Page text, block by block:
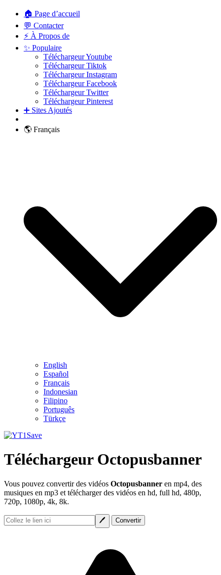
🏠 Page d’accueil
💬 Contacter
⚡ À Propos de
✨ Populaire
Téléchargeur Youtube
Téléchargeur Tiktok
Téléchargeur Instagram
Téléchargeur Facebook
Téléchargeur Twitter
Téléchargeur Pinterest
➕ Sites Ajoutés
🌎 Français
English
Español
Français
Indonesian
Filipino
Português
Türkçe
Téléchargeur Octopusbanner
Vous pouvez convertir des vidéos Octopusbanner en mp4, des
musiques en mp3 et télécharger des vidéos en hd, full hd, 480p,
720p, 1080p, 4k, 8k.